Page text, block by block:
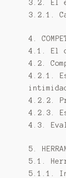
3.2. El
3.2.1.
4.
4.1. El
4.2.
4.2.1.
4.2.2.
4.2.3.
4.3.
5.
5.1.
5.1.1.